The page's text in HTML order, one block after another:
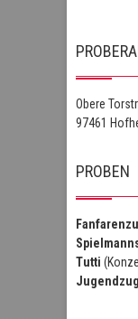
Obere
97461
PROBEN
Tutti
Jugendzug